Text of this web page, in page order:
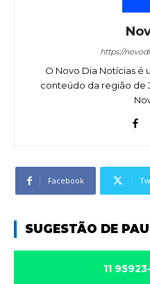
https://
O Novo Dia Notícias é
conteúdo da região de
Facebook
SUGESTÃO DE
11